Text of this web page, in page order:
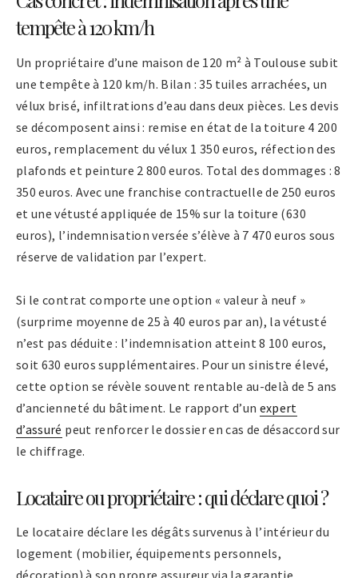
tempête à 120 km/h
Un propriétaire d’une maison de 120 m² à Toulouse subit
une tempête à 120 km/h. Bilan : 35 tuiles arrachées, un
vélux brisé, infiltrations d’eau dans deux pièces. Les devis
se décomposent ainsi : remise en état de la toiture 4 200
euros, remplacement du vélux 1 350 euros, réfection des
plafonds et peinture 2 800 euros. Total des dommages : 8
350 euros. Avec une franchise contractuelle de 250 euros
et une vétusté appliquée de 15% sur la toiture (630
euros), l’indemnisation versée s’élève à 7 470 euros sous
réserve de validation par l’expert.
Si le contrat comporte une option « valeur à neuf »
(surprime moyenne de 25 à 40 euros par an), la vétusté
n’est pas déduite : l’indemnisation atteint 8 100 euros,
soit 630 euros supplémentaires. Pour un sinistre élevé,
cette option se révèle souvent rentable au-delà de 5 ans
d’ancienneté du bâtiment. Le rapport d’un expert
d’assuré peut renforcer le dossier en cas de désaccord sur
le chiffrage.
Locataire ou propriétaire : qui déclare quoi ?
Le locataire déclare les dégâts survenus à l’intérieur du
logement (mobilier, équipements personnels,